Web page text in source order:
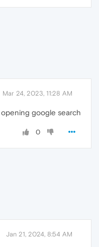
Mar 24, 2023, 11:28 AM
google search
0
Jan 21, 2024, 8:54 AM